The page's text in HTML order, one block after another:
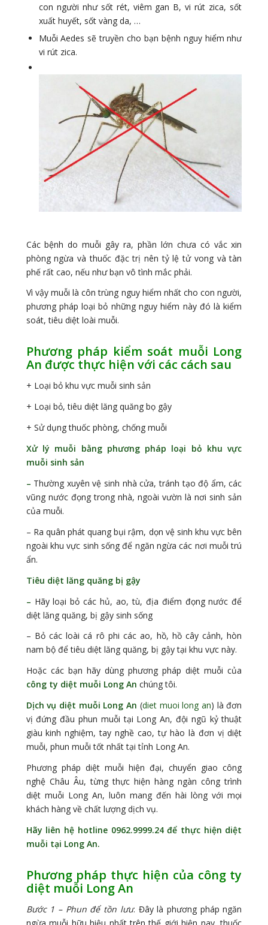
con người như sốt rét, viêm gan B, vi rút zica, sốt
xuất huyết, sốt vàng da, …
Muỗi Aedes sẽ truyền cho bạn bệnh nguy hiểm như
vi rút zica.
Các bệnh do muỗi gây ra, phần lớn chưa có vắc xin
phòng ngừa và thuốc đặc trị nên tỷ lệ tử vong và tàn
phế rất cao, nếu như bạn vô tình mắc phải.
Vì vậy muỗi là côn trùng nguy hiểm nhất cho con người,
phương pháp loại bỏ những nguy hiểm này đó là kiểm
soát, tiêu diệt loài muỗi.
Phương pháp kiểm soát muỗi Long
An được thực hiện với các cách sau
+ Loại bỏ khu vực muỗi sinh sản
+ Loại bỏ, tiêu diệt lăng quăng bọ gậy
+ Sử dụng thuốc phòng, chống muỗi
Xử lý muỗi bằng phương pháp loại bỏ khu vực
muỗi sinh sản
– Thường xuyên vệ sinh nhà cửa, tránh tạo độ ẩm, các
vũng nước đọng trong nhà, ngoài vườn là nơi sinh sản
của muỗi.
– Ra quân phát quang bụi rậm, dọn vệ sinh khu vực bên
ngoài khu vực sinh sống để ngăn ngừa các nơi muỗi trú
ẩn.
Tiêu diệt lăng quăng bị gậy
– Hãy loại bỏ các hủ, ao, tù, địa điểm đọng nước để
diệt lăng quăng, bị gậy sinh sống
– Bỏ các loài cá rô phi các ao, hồ, hồ cây cảnh, hòn
nam bộ để tiêu diệt lăng quăng, bị gậy tại khu vực này.
Hoặc các bạn hãy dùng phương pháp diệt muỗi của
công ty diệt muỗi Long An chúng tôi.
Dịch vụ diệt muỗi Long An (diet muoi long an) là đơn
vị đứng đầu phun muỗi tại Long An, đội ngũ kỷ thuật
giàu kinh nghiệm, tay nghề cao, tự hào là đơn vị diệt
muỗi, phun muỗi tốt nhất tại tỉnh Long An.
Phương pháp diệt muỗi hiện đại, chuyển giao công
nghệ Châu Âu, từng thực hiện hàng ngàn công trình
diệt muỗi Long An, luôn mang đến hài lòng với mọi
khách hàng về chất lượng dịch vụ.
Hãy liên hệ hotline 0962.9999.24 để thực hiện diệt
muỗi tại Long An.
Phương pháp thực hiện của công ty
diệt muỗi Long An
Bước 1 – Phun để tồn lưu: Đây là phương pháp ngăn